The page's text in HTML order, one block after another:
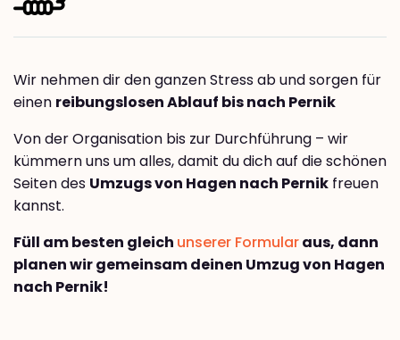
Wir nehmen dir den ganzen Stress ab und sorgen für
einen reibungslosen Ablauf bis nach Pernik
Von der Organisation bis zur Durchführung – wir
kümmern uns um alles, damit du dich auf die schönen
Seiten des Umzugs von Hagen nach Pernik freuen
kannst.
Füll am besten gleich unserer Formularaus, dann
planen wir gemeinsam deinen Umzug von Hagen
nach Pernik!